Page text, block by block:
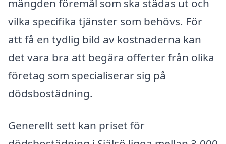
mängden föremål som ska städas ut och
vilka specifika tjänster som behövs. För
att få en tydlig bild av kostnaderna kan
det vara bra att begära offerter från olika
företag som specialiserar sig på
dödsbostädning.
Generellt sett kan priset för